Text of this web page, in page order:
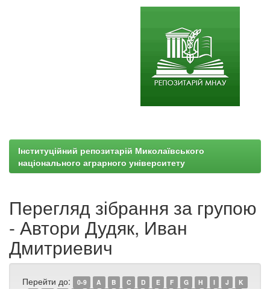
Інституційний репозитарій Миколаївського
національного аграрного університету
Перегляд зібрання за групою
- Автори Дудяк, Иван
Дмитриевич
Перейти до: 0-9 A B C D E F G H I J
K